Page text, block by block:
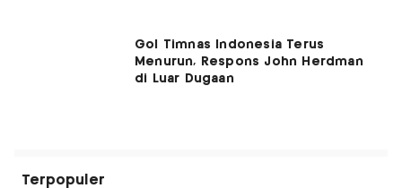
Gol Timnas Indonesia Terus
Menurun, Respons John Herdman
di Luar Dugaan
Terpopuler